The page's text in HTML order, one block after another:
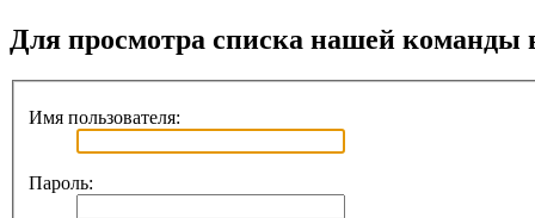
Для просмотра списка нашей
Имя пользователя:
Пароль: